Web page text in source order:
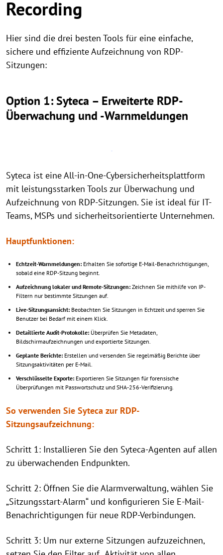
Recording
Hier sind die drei besten Tools für eine einfache,
sichere und effiziente Aufzeichnung von RDP-
Sitzungen:
Option 1: Syteca – Erweiterte RDP-
Überwachung und -Warnmeldungen
Syteca ist eine All-in-One-Cybersicherheitsplattform
mit leistungsstarken Tools zur Überwachung und
Aufzeichnung von RDP-Sitzungen. Sie ist ideal für IT-
Teams, MSPs und sicherheitsorientierte Unternehmen.
Hauptfunktionen:
Echtzeit-Warnmeldungen: Erhalten Sie sofortige E-Mail-Benachrichtigungen,
sobald eine RDP-Sitzung beginnt.
Aufzeichnung lokaler und Remote-Sitzungen: Zeichnen Sie mithilfe von IP-
Filtern nur bestimmte Sitzungen auf.
Live-Sitzungsansicht: Beobachten Sie Sitzungen in Echtzeit und sperren Sie
Benutzer bei Bedarf mit einem Klick.
Detaillierte Audit-Protokolle: Überprüfen Sie Metadaten,
Bildschirmaufzeichnungen und exportierte Sitzungen.
Geplante Berichte: Erstellen und versenden Sie regelmäßig Berichte über
Sitzungsaktivitäten per E-Mail.
Verschlüsselte Exporte: Exportieren Sie Sitzungen für forensische
Überprüfungen mit Passwortschutz und SHA-256-Verifizierung.
So verwenden Sie Syteca zur RDP-
Sitzungsaufzeichnung:
Schritt 1: Installieren Sie den Syteca-Agenten auf allen
zu überwachenden Endpunkten.
Schritt 2: Öffnen Sie die Alarmverwaltung, wählen Sie
„Sitzungsstart-Alarm“ und konfigurieren Sie E-Mail-
Benachrichtigungen für neue RDP-Verbindungen.
Schritt 3: Um nur externe Sitzungen aufzuzeichnen,